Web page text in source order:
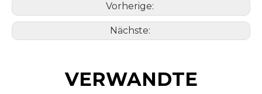
Vorherige:
Nächste:
VERWANDTE